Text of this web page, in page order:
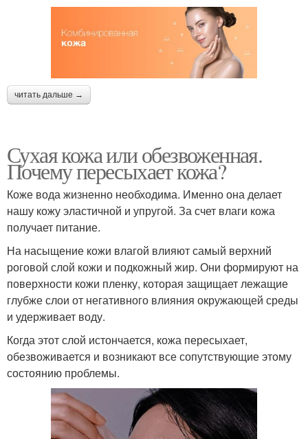
читать дальше →
Сухая кожа или обезвоженная.
Почему пересыхает кожа?
Коже вода жизненно необходима. Именно она делает
нашу кожу эластичной и упругой. За счет влаги кожа
получает питание.
На насыщение кожи влагой влияют самый верхний
роговой слой кожи и подкожный жир. Они формируют на
поверхности кожи пленку, которая защищает лежащие
глубже слои от негативного влияния окружающей среды
и удерживает воду.
Когда этот слой истончается, кожа пересыхает,
обезвоживается и возникают все сопутствующие этому
состоянию проблемы.